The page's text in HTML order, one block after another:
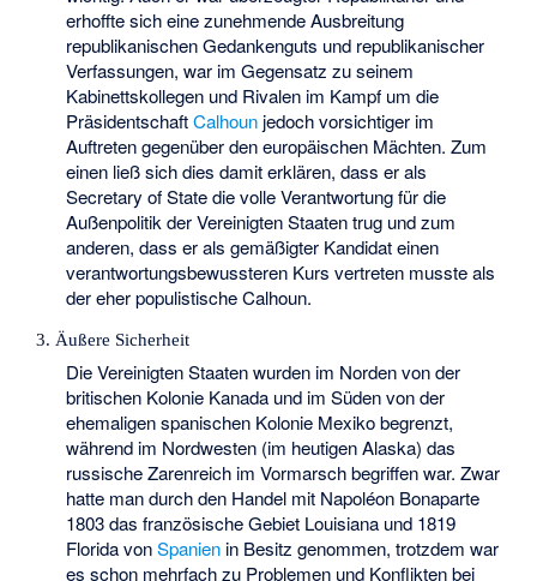
erhoffte sich eine zunehmende Ausbreitung
republikanischen Gedankenguts und republikanischer
Verfassungen, war im Gegensatz zu seinem
Kabinettskollegen und Rivalen im Kampf um die
PräsidentschaftCalhounjedoch vorsichtiger im
Auftreten gegenüber den europäischen Mächten. Zum
einen ließ sich dies damit erklären, dass er als
Secretary of State die volle Verantwortung für die
Außenpolitik der Vereinigten Staaten trug und zum
anderen, dass er als gemäßigter Kandidat einen
verantwortungsbewussteren Kurs vertreten musste als
der eher populistische Calhoun.
3. Äußere Sicherheit
Die Vereinigten Staaten wurden im Norden von der
britischen Kolonie Kanada und im Süden von der
ehemaligen spanischen Kolonie Mexiko begrenzt,
während im Nordwesten (im heutigen Alaska) das
russische Zarenreich im Vormarsch begriffen war. Zwar
hatte man durch den Handel mit Napoléon Bonaparte
1803 das französische Gebiet Louisiana und 1819
Florida vonSpanienin Besitz genommen, trotzdem war
es schon mehrfach zu Problemen und Konflikten bei